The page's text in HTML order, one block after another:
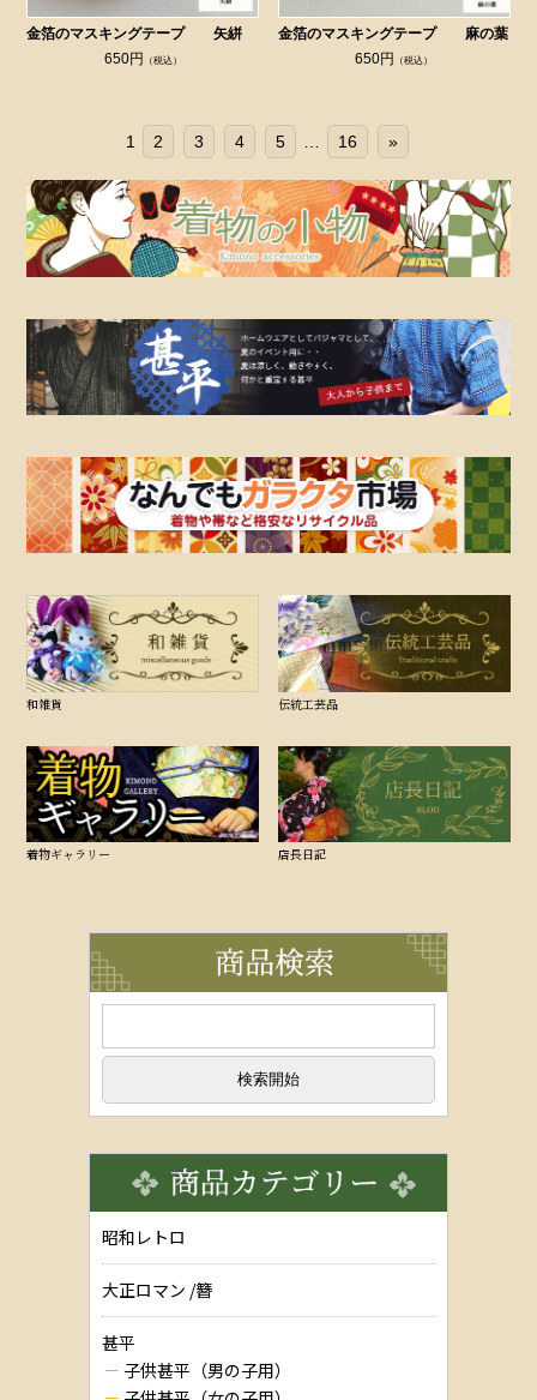
金箔のマスキングテープ 矢絣
650円
（税込）
金箔のマスキングテープ 麻の葉
650円
（税込）
1 2 3 4 5 … 16 »
和雑貨 伝統工芸品
着物ギャラリー 店長日記
昭和レトロ
大正ロマン /簪
甚平
子供甚平（男の子用）